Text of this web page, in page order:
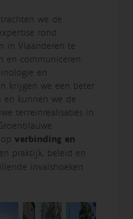
we de
rond
in Vlaanderen te
en communiceren.
en
krijgen we een beter
en kunnen we de
terreinrealisaties in
opverbinding en
praktijk, beleid en
invalshoeken